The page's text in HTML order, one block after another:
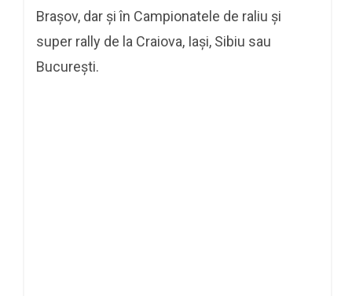
Brașov, dar și în Campionatele de raliu și
super rally de la Craiova, Iași, Sibiu sau
București.